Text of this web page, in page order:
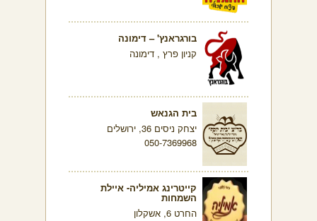
בורגראנץ' – דימונה
קניון פרץ , דימונה
בית הגנאש
יצחק ניסים 36, ירושלים
050-7369968
קייטרינג אמיליה- איילת
השמחות
החרט 6, אשקלון